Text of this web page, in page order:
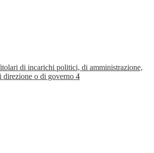
di incarichi politici, di amministrazione,
direzione o di governo 4